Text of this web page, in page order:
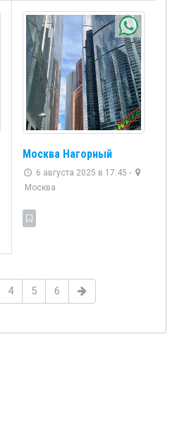
Москва Нагорный
6 августа 2025 в 17:45 -
Москва
4 5 6